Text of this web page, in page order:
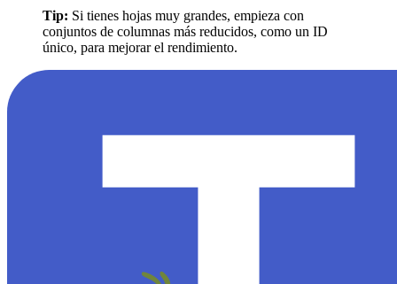
Tip: Si tienes hojas muy grandes, empieza con
conjuntos de columnas más reducidos, como un ID
único, para mejorar el rendimiento.